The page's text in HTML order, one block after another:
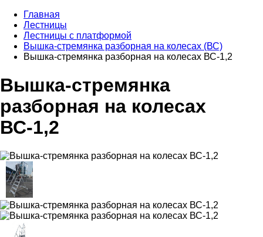
Главная
Лестницы
Лестницы с платформой
Вышка-стремянка разборная на колесах (ВС)
Вышка-стремянка разборная на колесах ВС-1,2
Вышка-стремянка
разборная на колесах
ВС-1,2